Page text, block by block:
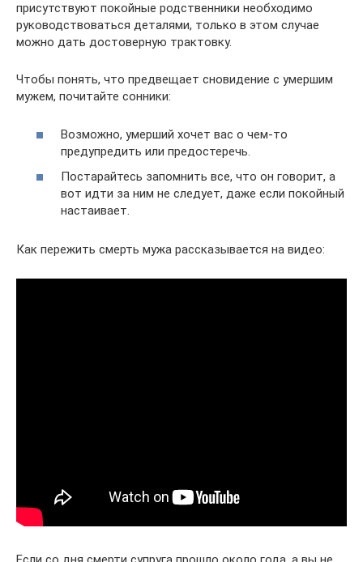
присутствуют покойные родственники необходимо
руководствоваться деталями, только в этом случае
можно дать достоверную трактовку.
Чтобы понять, что предвещает сновидение с умершим
мужем, почитайте сонники:
Возможно, умерший хочет вас о чем-то
предупредить или предостеречь.
Постарайтесь запомнить все, что он говорит, а
вот идти за ним не следует, даже если покойный
настаивает.
Как пережить смерть мужа рассказывается на видео: